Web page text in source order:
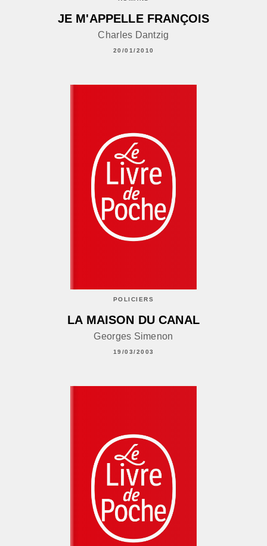
JE M'APPELLE FRANÇOIS
Charles Dantzig
20/01/2010
POLICIERS
LA MAISON DU CANAL
Georges Simenon
19/03/2003